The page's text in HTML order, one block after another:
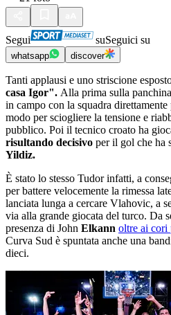
Segui suSeguici su
whatsapp discover
Tanti applausi e uno striscione
casa Igor". Alla prima sulla
in campo con la squadra
modo per sciogliere la tensione e
pubblico. Poi il tecnico croato ha
risultando decisivo per il gol che ha
Yildiz.
È stato lo stesso Tudor infatti, a
per battere velocemente la rimessa
lanciata lunga a cercare Vlahovic, a
via alla grande giocata del turco. Da
presenza di John Elkann oltre ai cori
Curva Sud è spuntata anche una
dieci.